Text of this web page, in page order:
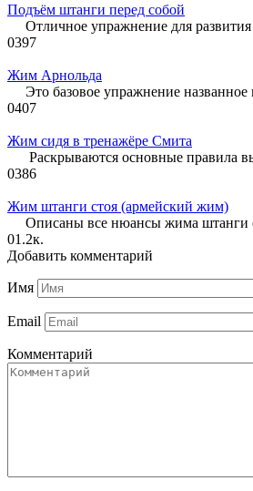
Подъём штанги перед собой
Отличное упражнение для развития
0397
Жим Арнольда
Это базовое упражнение названное
0407
Жим сидя в тренажёре Смита
Раскрываются основные правила
0386
Жим штанги стоя (армейский жим)
Описаны все нюансы жима штанги
01.2к.
Добавить комментарий
Имя
Email
Комментарий